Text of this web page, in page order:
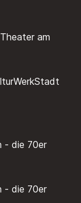
am
- die 70er
- die 70er